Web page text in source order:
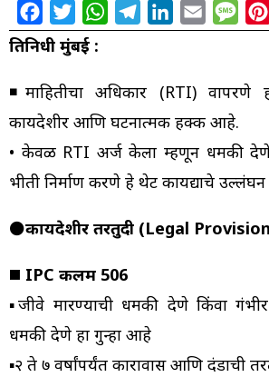
FacebookTwitterWhatsAppTelegramLinkedIn
Email
प्रतिनिधी मुंबई :
◾️माहितीचा अधिकार (RTI) वापरणे
कायदेशीर आणि घटनात्मक हक्क आहे.
• केवळ RTI अर्ज केला म्हणून धमकी
भीती निर्माण करणे हे थेट कायद्याचे
⚫कायदेशीर तरतुदी (Legal
◼️ IPC कलम 506
▪️जीवे मारण्याची धमकी देणे किंवा
धमकी देणे हा गुन्हा आहे
▪️२ ते ७ वर्षांपर्यंत कारावास आणि दंडाची